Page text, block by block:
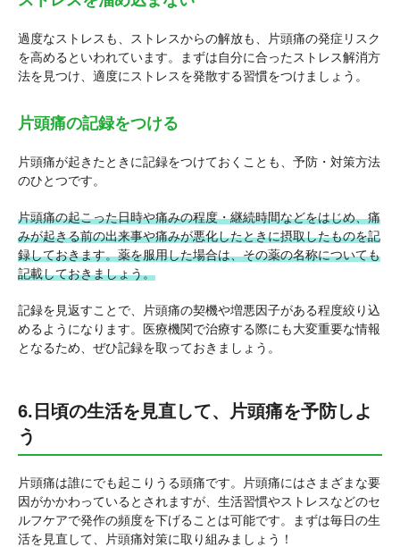
過度なストレスも、ストレスからの解放も、片頭痛の発症リスク
を高めるといわれています。まずは自分に合ったストレス解消方
法を見つけ、適度にストレスを発散する習慣をつけましょう。
片頭痛の記録をつける
片頭痛が起きたときに記録をつけておくことも、予防・対策方法
のひとつです。
片頭痛の起こった日時や痛みの程度・継続時間などをはじめ、痛
みが起きる前の出来事や痛みが悪化したときに摂取したものを記
録しておきます。薬を服用した場合は、その薬の名称についても
記載しておきましょう。
記録を見返すことで、片頭痛の契機や増悪因子がある程度絞り込
めるようになります。医療機関で治療する際にも大変重要な情報
となるため、ぜひ記録を取っておきましょう。
6.日頃の生活を見直して、片頭痛を予防しよ
う
片頭痛は誰にでも起こりうる頭痛です。片頭痛にはさまざまな要
因がかかわっているとされますが、生活習慣やストレスなどのセ
ルフケアで発作の頻度を下げることは可能です。まずは毎日の生
活を見直して、片頭痛対策に取り組みましょう！